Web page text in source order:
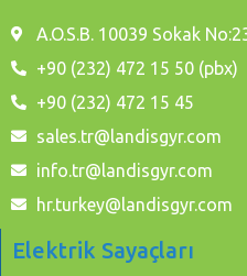
A.O.S.B. 10039 Sokak
+90 (232) 472 15 50 (pbx)
+90 (232) 472 15 45
sales.tr@landisgyr.com
info.tr@landisgyr.com
hr.turkey@landisgyr.com
Elektrik Sayaçları